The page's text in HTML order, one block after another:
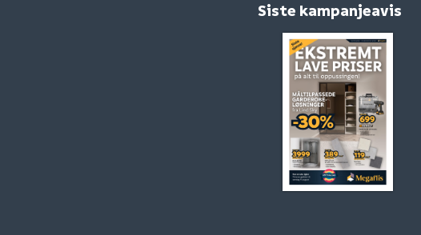
Siste kampanjeavis